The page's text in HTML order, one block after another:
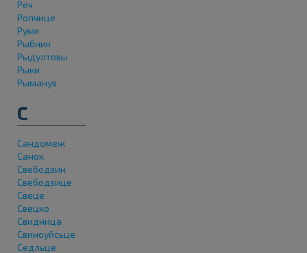
Реч
Ропчице
Румя
Рыбник
Рыдултовы
Рыки
Рыманув
С
Сандомеж
Санок
Свебодзин
Свебодзице
Свеце
Свецко
Свидница
Свиноуйсьце
Седльце